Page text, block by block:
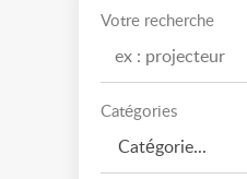
Votre recherche
Catégories
Catégorie...